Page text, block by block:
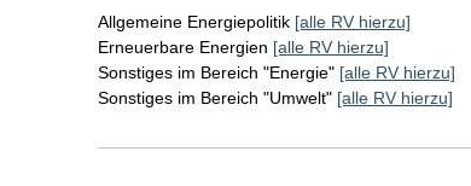
Allgemeine Energiepolitik [alle RV hierzu]
Erneuerbare Energien [alle RV hierzu]
Sonstiges im Bereich "Energie" [alle RV hierzu]
Sonstiges im Bereich "Umwelt" [alle RV hierzu]